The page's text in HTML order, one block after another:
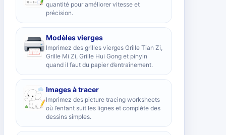
quantité pour améliorer vitesse et
précision.
Modèles vierges
Imprimez des grilles vierges Grille Tian Zi,
Grille Mi Zi, Grille Hui Gong et pinyin
quand il faut du papier d’entraînement.
Images à tracer
Imprimez des picture tracing worksheets
où l’enfant suit les lignes et complète des
dessins simples.